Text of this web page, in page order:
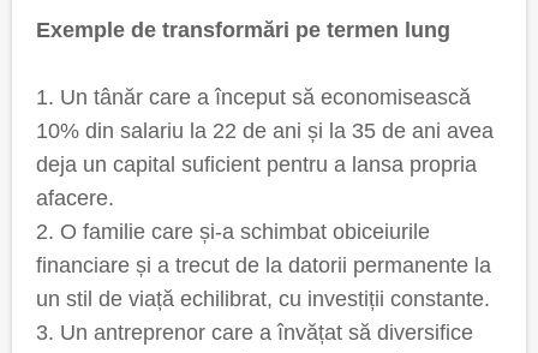
Exemple de transformări pe termen lung
1. Un tânăr care a început să economisească
10% din salariu la 22 de ani și la 35 de ani avea
deja un capital suficient pentru a lansa propria
afacere.
2. O familie care și-a schimbat obiceiurile
financiare și a trecut de la datorii permanente la
un stil de viață echilibrat, cu investiții constante.
3. Un antreprenor care a învățat să diversifice